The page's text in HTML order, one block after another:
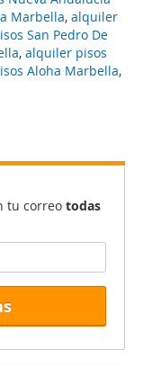
Marbella, alquiler
San Pedro De
, alquiler pisos
Aloha Marbella,
tu correo todas